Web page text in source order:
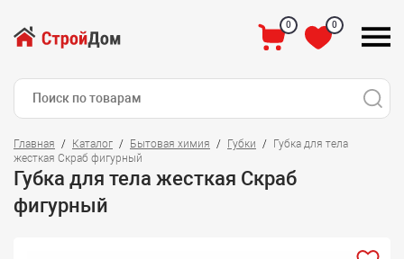
0 0
Главная Каталог Бытовая химия Губки
Губка для тела
жесткая Скраб фигурный
Губка для тела жесткая Скраб
фигурный